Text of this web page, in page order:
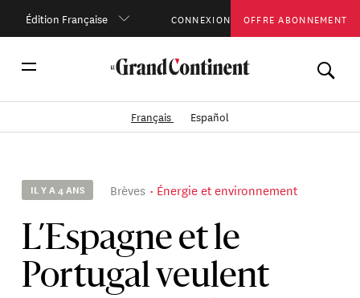
Édition Française CONNEXION OFFRE ABONNEMENT
Français Español
IL Y A 4 ANS Brèves Énergie et environnement
L’Espagne et le
Portugal veulent